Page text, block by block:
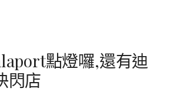
點燈囉,還有迪
閃店